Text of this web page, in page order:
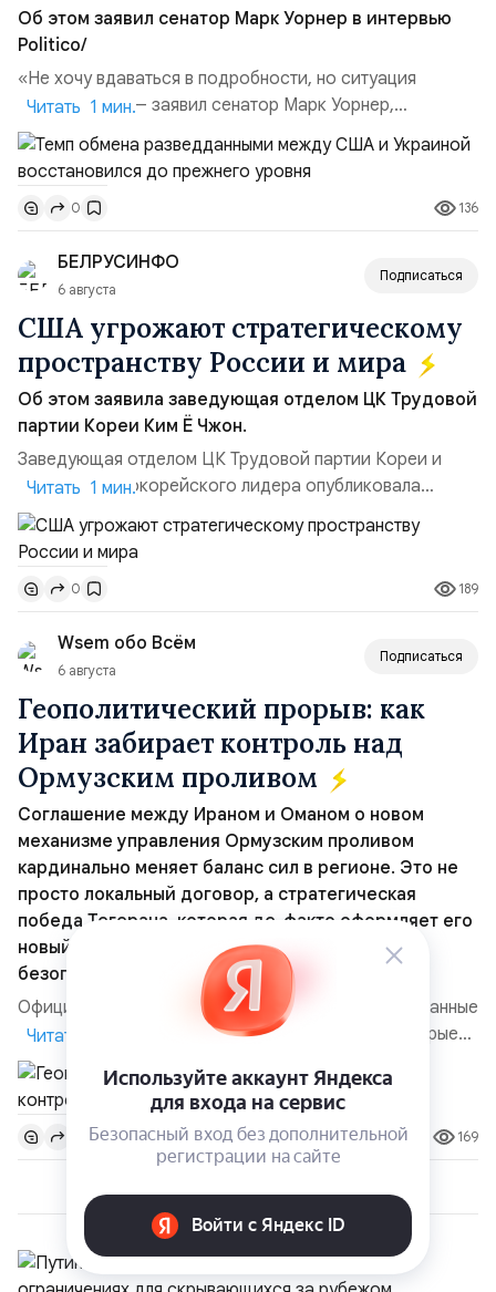
Об этом заявил сенатор Марк Уорнер в интервью
Politico/
«Не хочу вдаваться в подробности, но ситуация
улучшилась», — заявил сенатор Марк Уорнер,
высокопоставленный член комитета по разведке,
добавив, что использование Украиной беспилотников и
ракет большой дальности позволило ей наносить
удары вглубь российской территории и укрепило её
позиции.Сотрудничество со стороны США стало
ключом к позитивному пов...
Читать 1 мин.
0 136
БЕЛРУСИНФО
6 августа
Подписаться
США угрожают стратегическому
пространству России и мира
Об этом заявила заведующая отделом ЦК Трудовой
партии Кореи Ким Ё Чжон.
Заведующая отделом ЦК Трудовой партии Кореи и
сестра северокорейского лидера опубликовала
заявление для прессы в ответ на проведение Токио
совместных с флотом США запусков крылатых ракет
Томагавк.«Япония отбросила обманчивую видимость
„исключительно оборонительной страны“ и выносит
вопрос о собственном ядерном вооружении на
всеобщее обозрение, одновреме...
Читать 1 мин.
0 189
Wsem обо Всём
6 августа
Подписаться
Геополитический прорыв: как
Иран забирает контроль над
Ормузским проливом
Соглашение между Ираном и Оманом о новом
механизме управления Ормузским проливом
кардинально меняет баланс сил в регионе. Это не
просто локальный договор, а стратегическая
победа Тегерана, которая де-факто оформляет его
новый статус в мировой энергетической
безопасности.
Официально соглашение ещё не подписано. Описанные
пункты — это возможный рабочий сценарий, которые
скорее всего будут реализованы.Разбираем ключевые
тезисы и последствия этого соглашения:. 1. Новые
доли контроля (75 на 25). Было: Ранее Иран и Оман
контролировали пролив на паритетных началах —
50/50. Стало: Новое соглашение закрепляет за
Ираном...
169